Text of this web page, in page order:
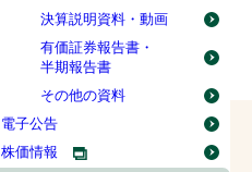
決算説明資料・動画
有価証券報告書・
半期報告書
その他の資料
電子公告
株価情報